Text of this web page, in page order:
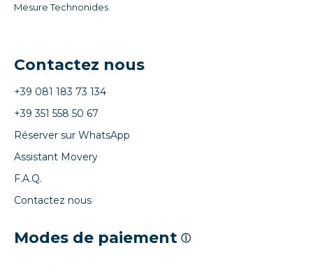
Mesure Technonides
Contactez nous
+39 081 183 73 134
+39 351 558 50 67
Réserver sur WhatsApp
Assistant Movery
F.A.Q.
Contactez nous
Modes de paiement ⓘ